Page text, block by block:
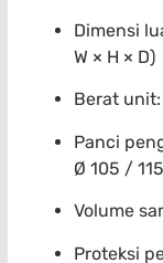
Dimensi
W × H × D)
Berat
Panci
Ø 105 /
Volume
Proteksi